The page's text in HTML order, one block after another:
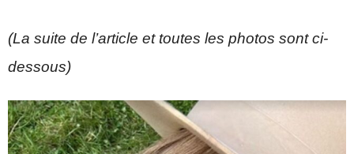
(La suite de l’article et toutes les photos sont ci-
dessous)